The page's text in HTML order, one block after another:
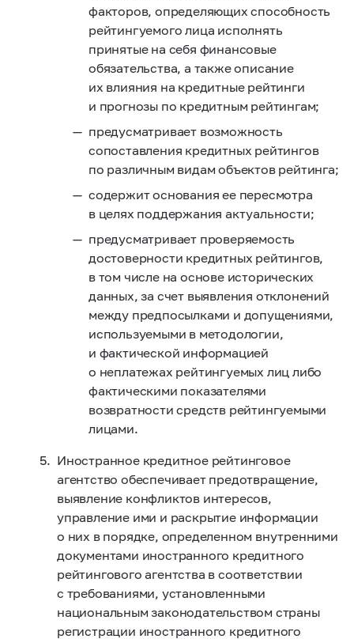
факторов, определяющих способность
рейтингуемого лица исполнять
принятые на себя финансовые
обязательства, а также описание
их влияния на кредитные рейтинги
и прогнозы по кредитным рейтингам;
предусматривает возможность
сопоставления кредитных рейтингов
по различным видам объектов рейтинга;
содержит основания ее пересмотра
в целях поддержания актуальности;
предусматривает проверяемость
достоверности кредитных рейтингов,
в том числе на основе исторических
данных, за счет выявления отклонений
между предпосылками и допущениями,
используемыми в методологии,
и фактической информацией
о неплатежах рейтингуемых лиц либо
фактическими показателями
возвратности средств рейтингуемыми
лицами.
Иностранное кредитное рейтинговое
агентство обеспечивает предотвращение,
выявление конфликтов интересов,
управление ими и раскрытие информации
о них в порядке, определенном внутренними
документами иностранного кредитного
рейтингового агентства в соответствии
с требованиями, установленными
национальным законодательством страны
регистрации иностранного кредитного